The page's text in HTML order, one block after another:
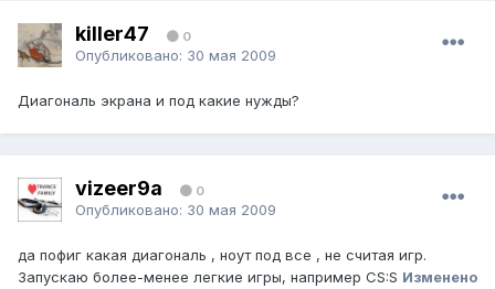
killer47 0
Опубликовано: 30 мая 2009
Диагональ экрана и под какие нужды?
vizeer9a 0
Опубликовано: 30 мая 2009
да пофиг какая диагональ , ноут под все , не считая игр.
Запускаю более-менее легкие игры, например CS:S Изменено